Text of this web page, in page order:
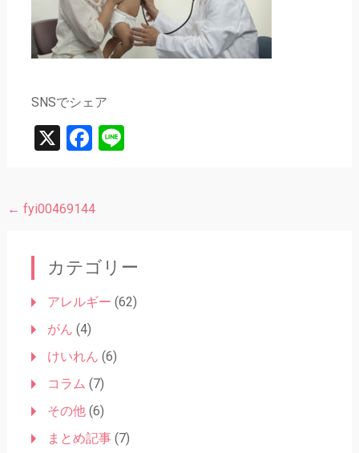
SNSでシェア
X Facebook
Line
投
← fyi00469144
カテゴリー
アレルギー (62)
がん (4)
けいれん (6)
コラム (7)
その他(6)
まとめ記事(7)